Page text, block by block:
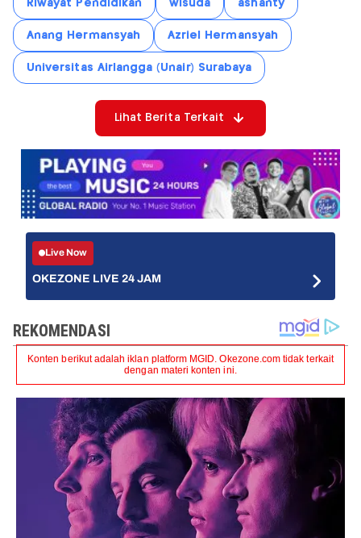
Riwayat Pendidikan wisuda ashanty
Anang Hermansyah Azriel Hermansyah
Universitas Airlangga (Unair) Surabaya
Lihat Berita Terkait
Live Now
OKEZONE LIVE 24 JAM